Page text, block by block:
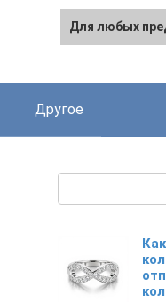
Другое
Для любых